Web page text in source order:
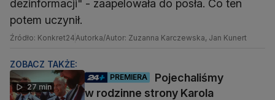
dezinformacji" - zaapelowała do posła. Co ten
potem uczynił.
Źródło: Konkret24 Autorka/Autor: Zuzanna Karczewska, Jan Kunert
ZOBACZ TAKŻE:
27 min
PREMIERA
Pojechaliśmy
w rodzinne strony Karola